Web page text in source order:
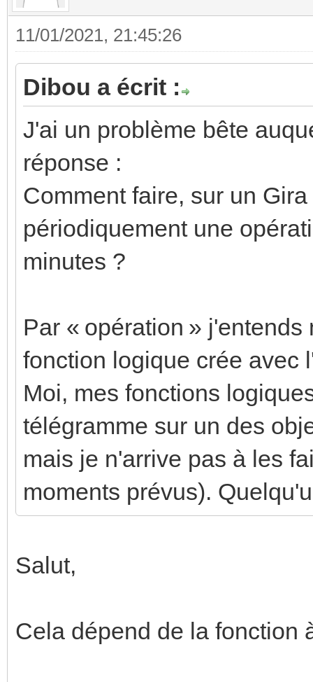
11/01/2021, 21:45:26
Dibou a écrit :
J'ai un problème bête
réponse :
Comment faire, sur un
périodiquement une
minutes ?
Par « opération »
fonction logique crée avec
Moi, mes fonctions
télégramme sur un des
mais je n'arrive pas à les
moments prévus).
Salut,
Cela dépend de la fonction